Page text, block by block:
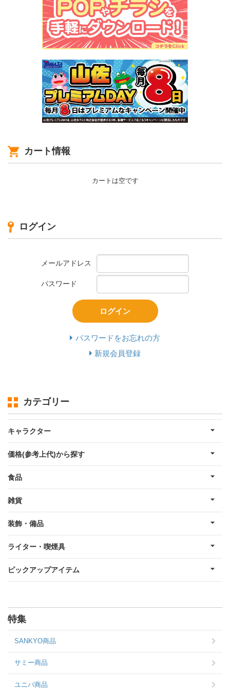
カート情報
カートは空です
ログイン
メールアドレス
パスワード
ログイン
パスワードをお忘れの方
新規会員登録
カテゴリー
キャラクター
価格(参考上代)から探す
食品
雑貨
装飾・備品
ライター・喫煙具
ピックアップアイテム
特集
SANKYO商品
サミー商品
ユニバ商品